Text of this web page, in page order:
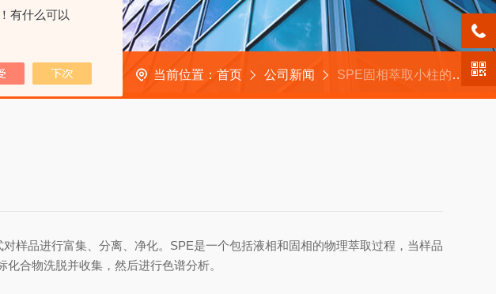
有什么可以
当前位置： 首页 公司新闻 SPE固相萃取小柱的萃取技术
样品进行富集、分离、净化。SPE是一个包括液相和固相的物理萃取过程，当样品
合物洗脱并收集，然后进行色谱分析。